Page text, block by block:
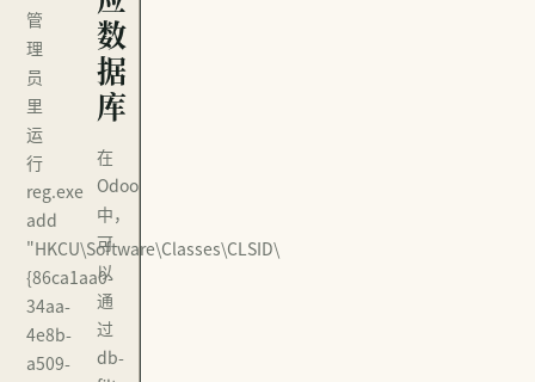
管
理
员
里
运
行
reg.exe
add
"HKCU\Software\Classes\CLSID\
{86ca1aa0-
34aa-
4e8b-
a509-
数
据
库
在
Odoo
中，
可
以
通
过
db-